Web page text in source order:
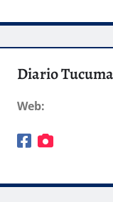
Diario
Web: